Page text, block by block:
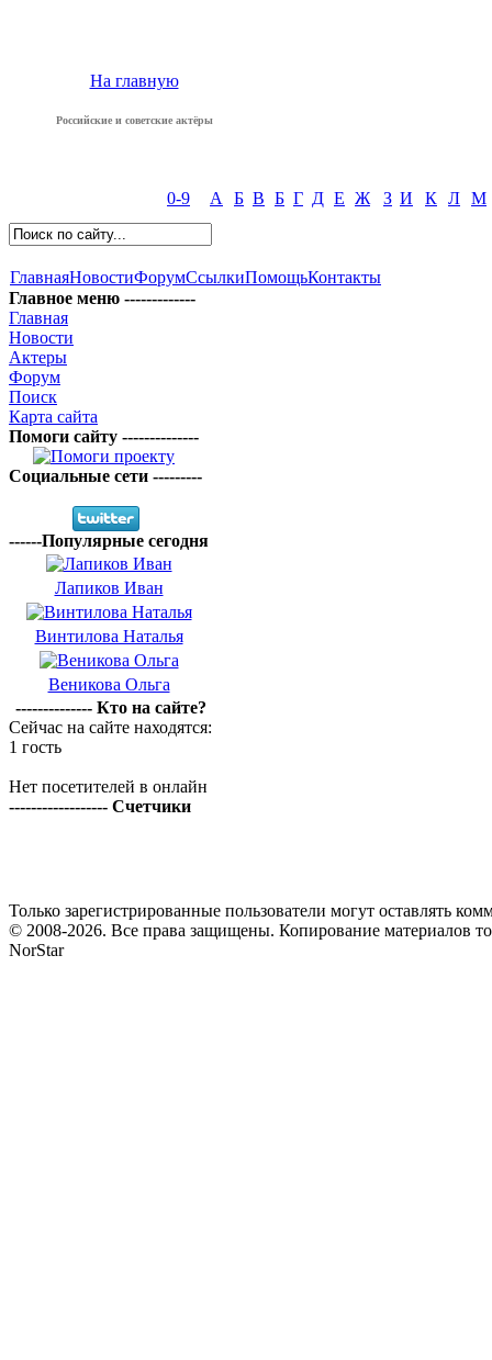
На главную
Российские и советские актёры
0-9 А Б В Б Г Д Е Ж З И К Л М
ГлавнаяНовостиФорумСсылкиПомощьКонтакты
Главное меню -------------
Главная
Новости
Актеры
Форум
Поиск
Карта сайта
Помоги сайту --------------
Социальные сети ---------
------Популярные сегодня
Лапиков Иван
Винтилова Наталья
Веникова Ольга
-------------- Кто на сайте?
Сейчас на сайте находятся:
1 гость
Нет посетителей в онлайн
------------------ Счетчики
Только зарегистрированные пользователи могут оставлять
© 2008-2026. Все права защищены. Копирование материалов
NorStar